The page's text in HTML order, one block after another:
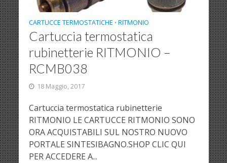
CARTUCCE TERMOSTATICHE • RITMONIO
Cartuccia termostatica
rubinetterie RITMONIO –
RCMB038
18 Maggio, 2017
Cartuccia termostatica rubinetterie
RITMONIO LE CARTUCCE RITMONIO SONO
ORA ACQUISTABILI SUL NOSTRO NUOVO
PORTALE SINTESIBAGNO.SHOP CLIC QUI
PER ACCEDERE A...